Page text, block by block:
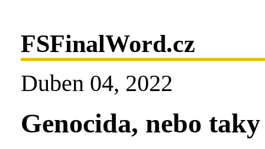
FSFinalWord.cz
Duben 04, 2022
Genocida, nebo